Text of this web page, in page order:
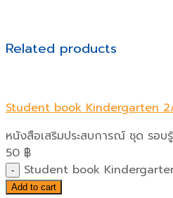
Related products
Student book Kindergarten
หนังสือเสริมประสบการณ์ ชุด รอ
50 ฿
Student book
Add to cart